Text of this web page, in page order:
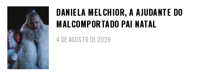
DANIELA MELCHIOR, A AJUDANTE DO
MALCOMPORTADO PAI NATAL
4 DE AGOSTO DE 2026